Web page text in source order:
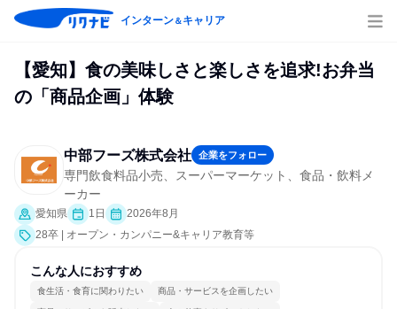
インターン＆キャリア
【愛知】食の美味しさと楽しさを追求!お弁当
の「商品企画」体験
中部フーズ株式会社 企業をフォロー
専門飲食料品小売、スーパーマーケット、食品・飲料メ
ーカー
愛知県 1日
2026年8月
28卒 | オープン・カンパニー&キャリア教育等
こんな人におすすめ
食生活・食育に関わりたい 商品・サービスを企画したい